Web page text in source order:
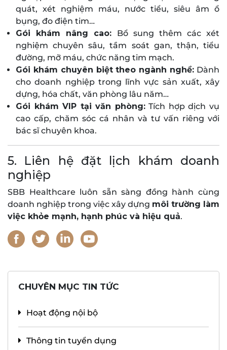
quát, xét nghiệm máu, nước tiểu, siêu âm ổ
bụng, đo điện tim…
Gói khám nâng cao: Bổ sung thêm các xét
nghiệm chuyên sâu, tầm soát gan, thận, tiểu
đường, mỡ máu, chức năng tim mạch.
Gói khám chuyên biệt theo ngành nghề: Dành
cho doanh nghiệp trong lĩnh vực sản xuất, xây
dựng, hóa chất, văn phòng lâu năm…
Gói khám VIP tại văn phòng:Tích hợp dịch vụ
cao cấp, chăm sóc cá nhân và tư vấn riêng với
bác sĩ chuyên khoa.
5. Liên hệ đặt lịch khám doanh
nghiệp
SBB Healthcare luôn sẵn sàng đồng hành cùng
doanh nghiệp trong việc xây dựng môi trường làm
việc khỏe mạnh, hạnh phúc và hiệu quả.
CHUYÊN MỤC TIN TỨC
Hoạt động nội bộ
Thông tin tuyển dụng